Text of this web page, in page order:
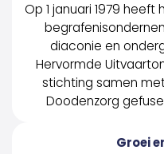
Op 1 januari 1979
diaconie en
Hervormde
stichting samen
Doodenzorg
Groei